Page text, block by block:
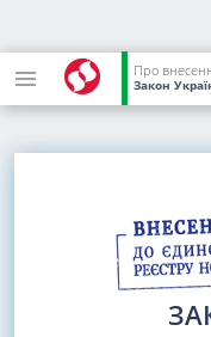
Закон